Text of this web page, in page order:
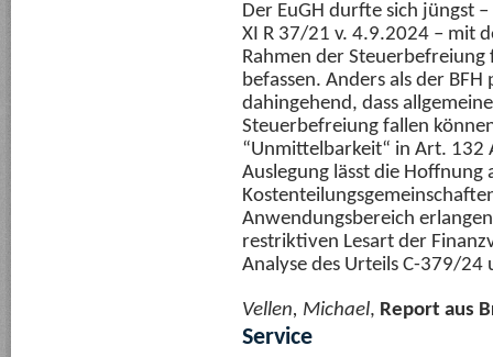
Der EuGH durfte sich jüngst
XI R 37/21 v. 4.9.2024 – mit
Rahmen der
befassen. Anders als der
dahingehend, dass
Steuerbefreiung fallen
“Unmittelbarkeit“ in Art. 132
Auslegung lässt die
Anwendungsbereich
restriktiven Lesart der
Analyse des Urteils C-379/
Vellen, Michael, Report aus
Service